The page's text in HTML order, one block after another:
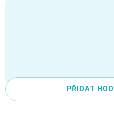
plenek
PŘIDAT